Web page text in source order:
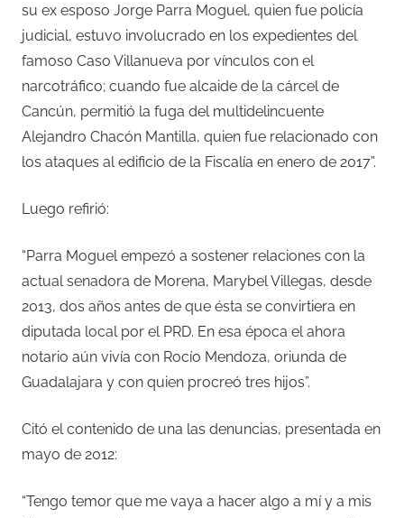
su ex esposo Jorge Parra Moguel, quien fue policía
judicial, estuvo involucrado en los expedientes del
famoso Caso Villanueva por vínculos con el
narcotráfico; cuando fue alcaide de la cárcel de
Cancún, permitió la fuga del multidelincuente
Alejandro Chacón Mantilla, quien fue relacionado con
los ataques al edificio de la Fiscalía en enero de 2017”.
Luego refirió:
“Parra Moguel empezó a sostener relaciones con la
actual senadora de Morena, Marybel Villegas, desde
2013, dos años antes de que ésta se convirtiera en
diputada local por el PRD. En esa época el ahora
notario aún vivía con Rocío Mendoza, oriunda de
Guadalajara y con quien procreó tres hijos”.
Citó el contenido de una las denuncias, presentada en
mayo de 2012:
“Tengo temor que me vaya a hacer algo a mí y a mis